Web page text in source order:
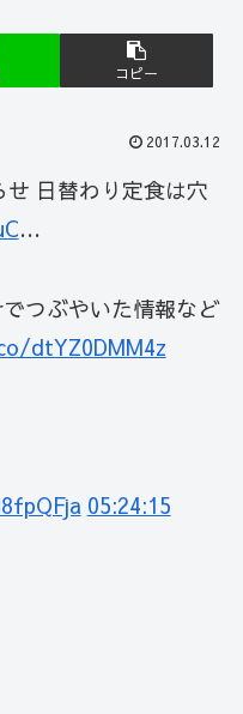
コピー
2017.03.12
日替わり定食は穴
…
つぶやいた情報など
dtYZ0DMM4z
05:24:15